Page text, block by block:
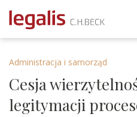
Administracja i samorząd
Cesja
legitymacji